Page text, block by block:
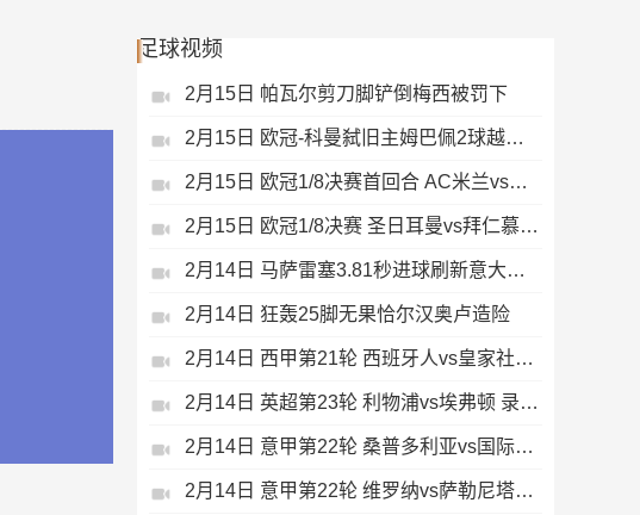
足球视频
2月15日 帕瓦尔剪刀脚铲倒梅西被罚下
2月15日 欧冠-科曼弑旧主姆巴佩2球越位无效
2月15日 欧冠1/8决赛首回合 AC米兰vs热刺 录像 集锦
2月15日 欧冠1/8决赛 圣日耳曼vs拜仁慕尼黑 录像 集锦
2月14日 马萨雷塞3.81秒进球刷新意大利历史
2月14日 狂轰25脚无果恰尔汉奥卢造险
2月14日 西甲第21轮 西班牙人vs皇家社会 录像 集锦
2月14日 英超第23轮 利物浦vs埃弗顿 录像 集锦
2月14日 意甲第22轮 桑普多利亚vs国际米兰 录像 集锦
2月14日 意甲第22轮 维罗纳vs萨勒尼塔纳 录像 集锦